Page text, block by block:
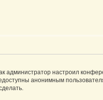
администратор настроил
анонимным